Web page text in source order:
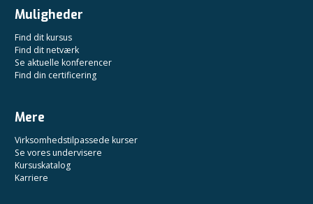
Muligheder
Find dit kursus
Find dit netværk
Se aktuelle konferencer
Find din certificering
Mere
Virksomhedstilpassede kurser
Se vores undervisere
Kursuskatalog
Karriere